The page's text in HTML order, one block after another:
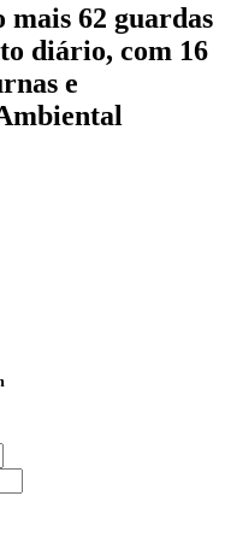
mais 62 guardas
diário, com 16
e